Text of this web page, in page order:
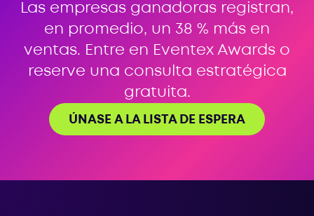
Las empresas ganadoras registran,
en promedio, un 38 % más en
ventas. Entre en Eventex Awards o
reserve una consulta estratégica
gratuita.
ÚNASE A LA LISTA DE ESPERA